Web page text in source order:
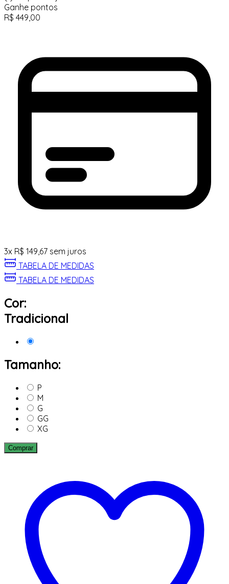
Ganhe pontos
R$ 449,00
3x R$ 149,67 sem juros
TABELA DE MEDIDAS
TABELA DE MEDIDAS
Cor:
Tradicional
Tamanho:
P
M
G
GG
XG
Comprar